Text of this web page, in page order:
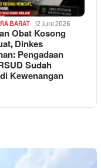
BARAT 12 Juni 2026
Obat Kosong
Dinkes
Pengadaan
Sudah
Kewenangan